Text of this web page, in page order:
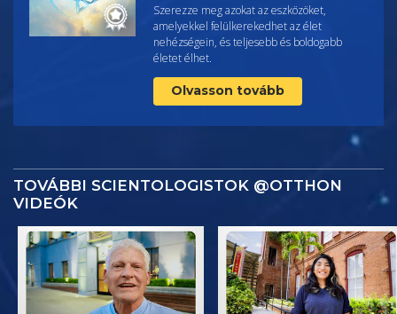
Szerezze meg azokat az eszközöket,
amelyekkel felülkerekedhet az élet
nehézségein, és teljesebb és boldogabb
életet élhet.
Olvasson tovább
TOVÁBBI SCIENTOLOGISTOK @OTTHON
VIDEÓK